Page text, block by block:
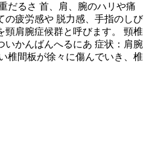
だるさ 首、肩、腕のハリや痛
の疲労感や 脱力感、手指のしび
頸肩腕症候群と呼びます。 頸椎
いかんばんへるにあ 症状：肩腕
椎間板が徐々に傷んでいき、椎